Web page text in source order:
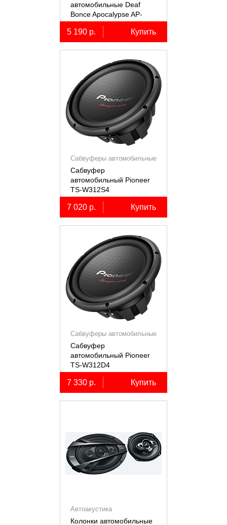
автомобильные Deaf
Bonce Apocalypse AP-
M61SE PRO
5 190 р. Купить
Сабвуферы автомобильные
Сабвуфер
автомобильный Pioneer
TS-W312S4
7 020 р. Купить
Сабвуферы автомобильные
Сабвуфер
автомобильный Pioneer
TS-W312D4
7 330 р. Купить
Автоакустика
Колонки автомобильные